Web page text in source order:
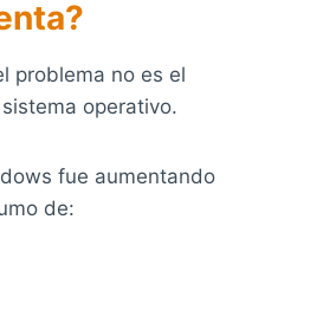
problema no es el
operativo.
fue aumentando
de: